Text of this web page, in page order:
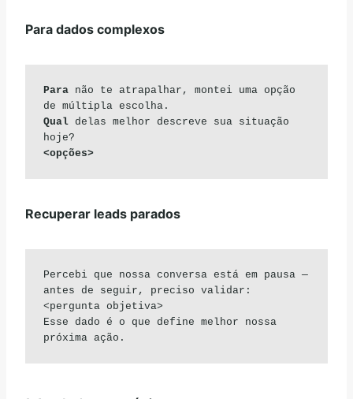
Para dados complexos
Para não te atrapalhar, montei uma opção
Qual delas melhor descreve sua situação
<opções>
Recuperar leads parados
Percebi que nossa conversa está em pausa —
antes de seguir, preciso validar:
<pergunta objetiva>
Esse dado é o que define melhor nossa
próxima ação.